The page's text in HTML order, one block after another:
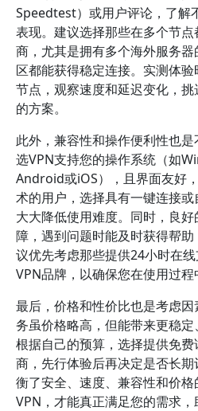
Speedtest）或用户评论，了解
表现。建议选择那些在多个节
商，尤其是拥有多个海外服务
区都能获得稳定连接。实测体
节点，观察速度和延迟变化，
的方案。
此外，兼容性和操作便利性也
选VPN支持您的操作系统（如
Android或iOS），且界面友好
术的用户，选择具有一键连接
大大降低使用难度。同时，良
障，遇到问题时能及时获得帮
议优先考虑那些提供24小时在
VPN品牌，以确保您在使用过程
最后，价格和性价比也是考虑
务虽价格略高，但能带来更稳
根据自己的预算，选择提供免
商，先行体验后再决定是否长
衡了安全、速度、兼容性和价
VPN，才能真正满足您的需求